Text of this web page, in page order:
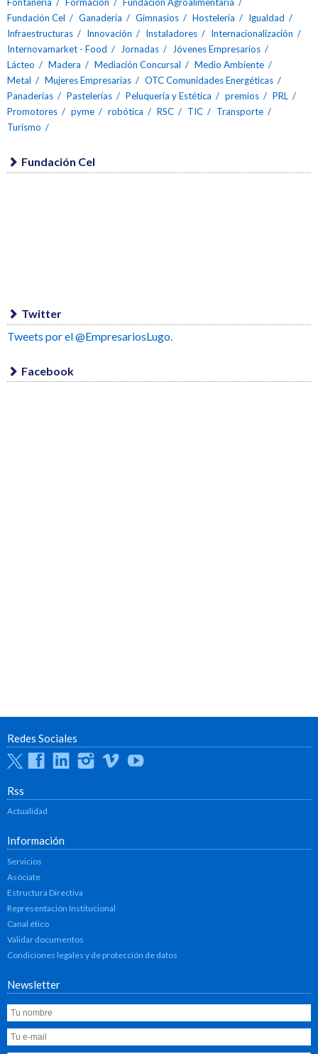
Fontanería Formación
Fundación Agroalimentaria
Fundación Cel
Ganadería Gimnasios Hostelería
Igualdad
Infraestructuras
Innovación Instaladores
Internacionalización
Internovamarket - Food
Jornadas
Jóvenes Empresarios
Lácteo
Madera Mediación Concursal
Medio Ambiente
Metal
Mujeres Empresarias
OTC Comunidades Energéticas
Panaderías
Pastelerías Peluquería y Estética premios
PRL
Promotores
pyme robótica RSC TIC
Transporte
Turismo
Fundación Cel
Twitter
Tweets por el @EmpresariosLugo.
Facebook
Redes Sociales
TwitterFacebookLinkedinInstagram
Vimeo
Rss
Actualidad
Información
Servicios
Asóciate
Estructura Directiva
Representación Institucional
Canal ético
Validar documentos
Condiciones legales y de protección de datos
Newsletter